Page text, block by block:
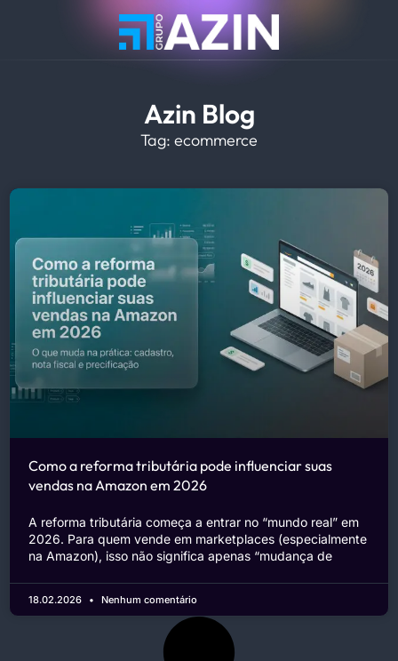
Azin Blog
Tag: ecommerce
Como a reforma tributária pode influenciar suas
vendas na Amazon em 2026
A reforma tributária começa a entrar no “mundo real” em
2026. Para quem vende em marketplaces (especialmente
na Amazon), isso não significa apenas “mudança de
18.02.2026 Nenhum comentário